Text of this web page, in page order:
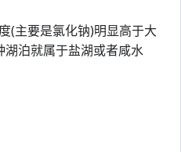
(主要是氯化钠)明显高于大
泊就属于盐湖或者咸水